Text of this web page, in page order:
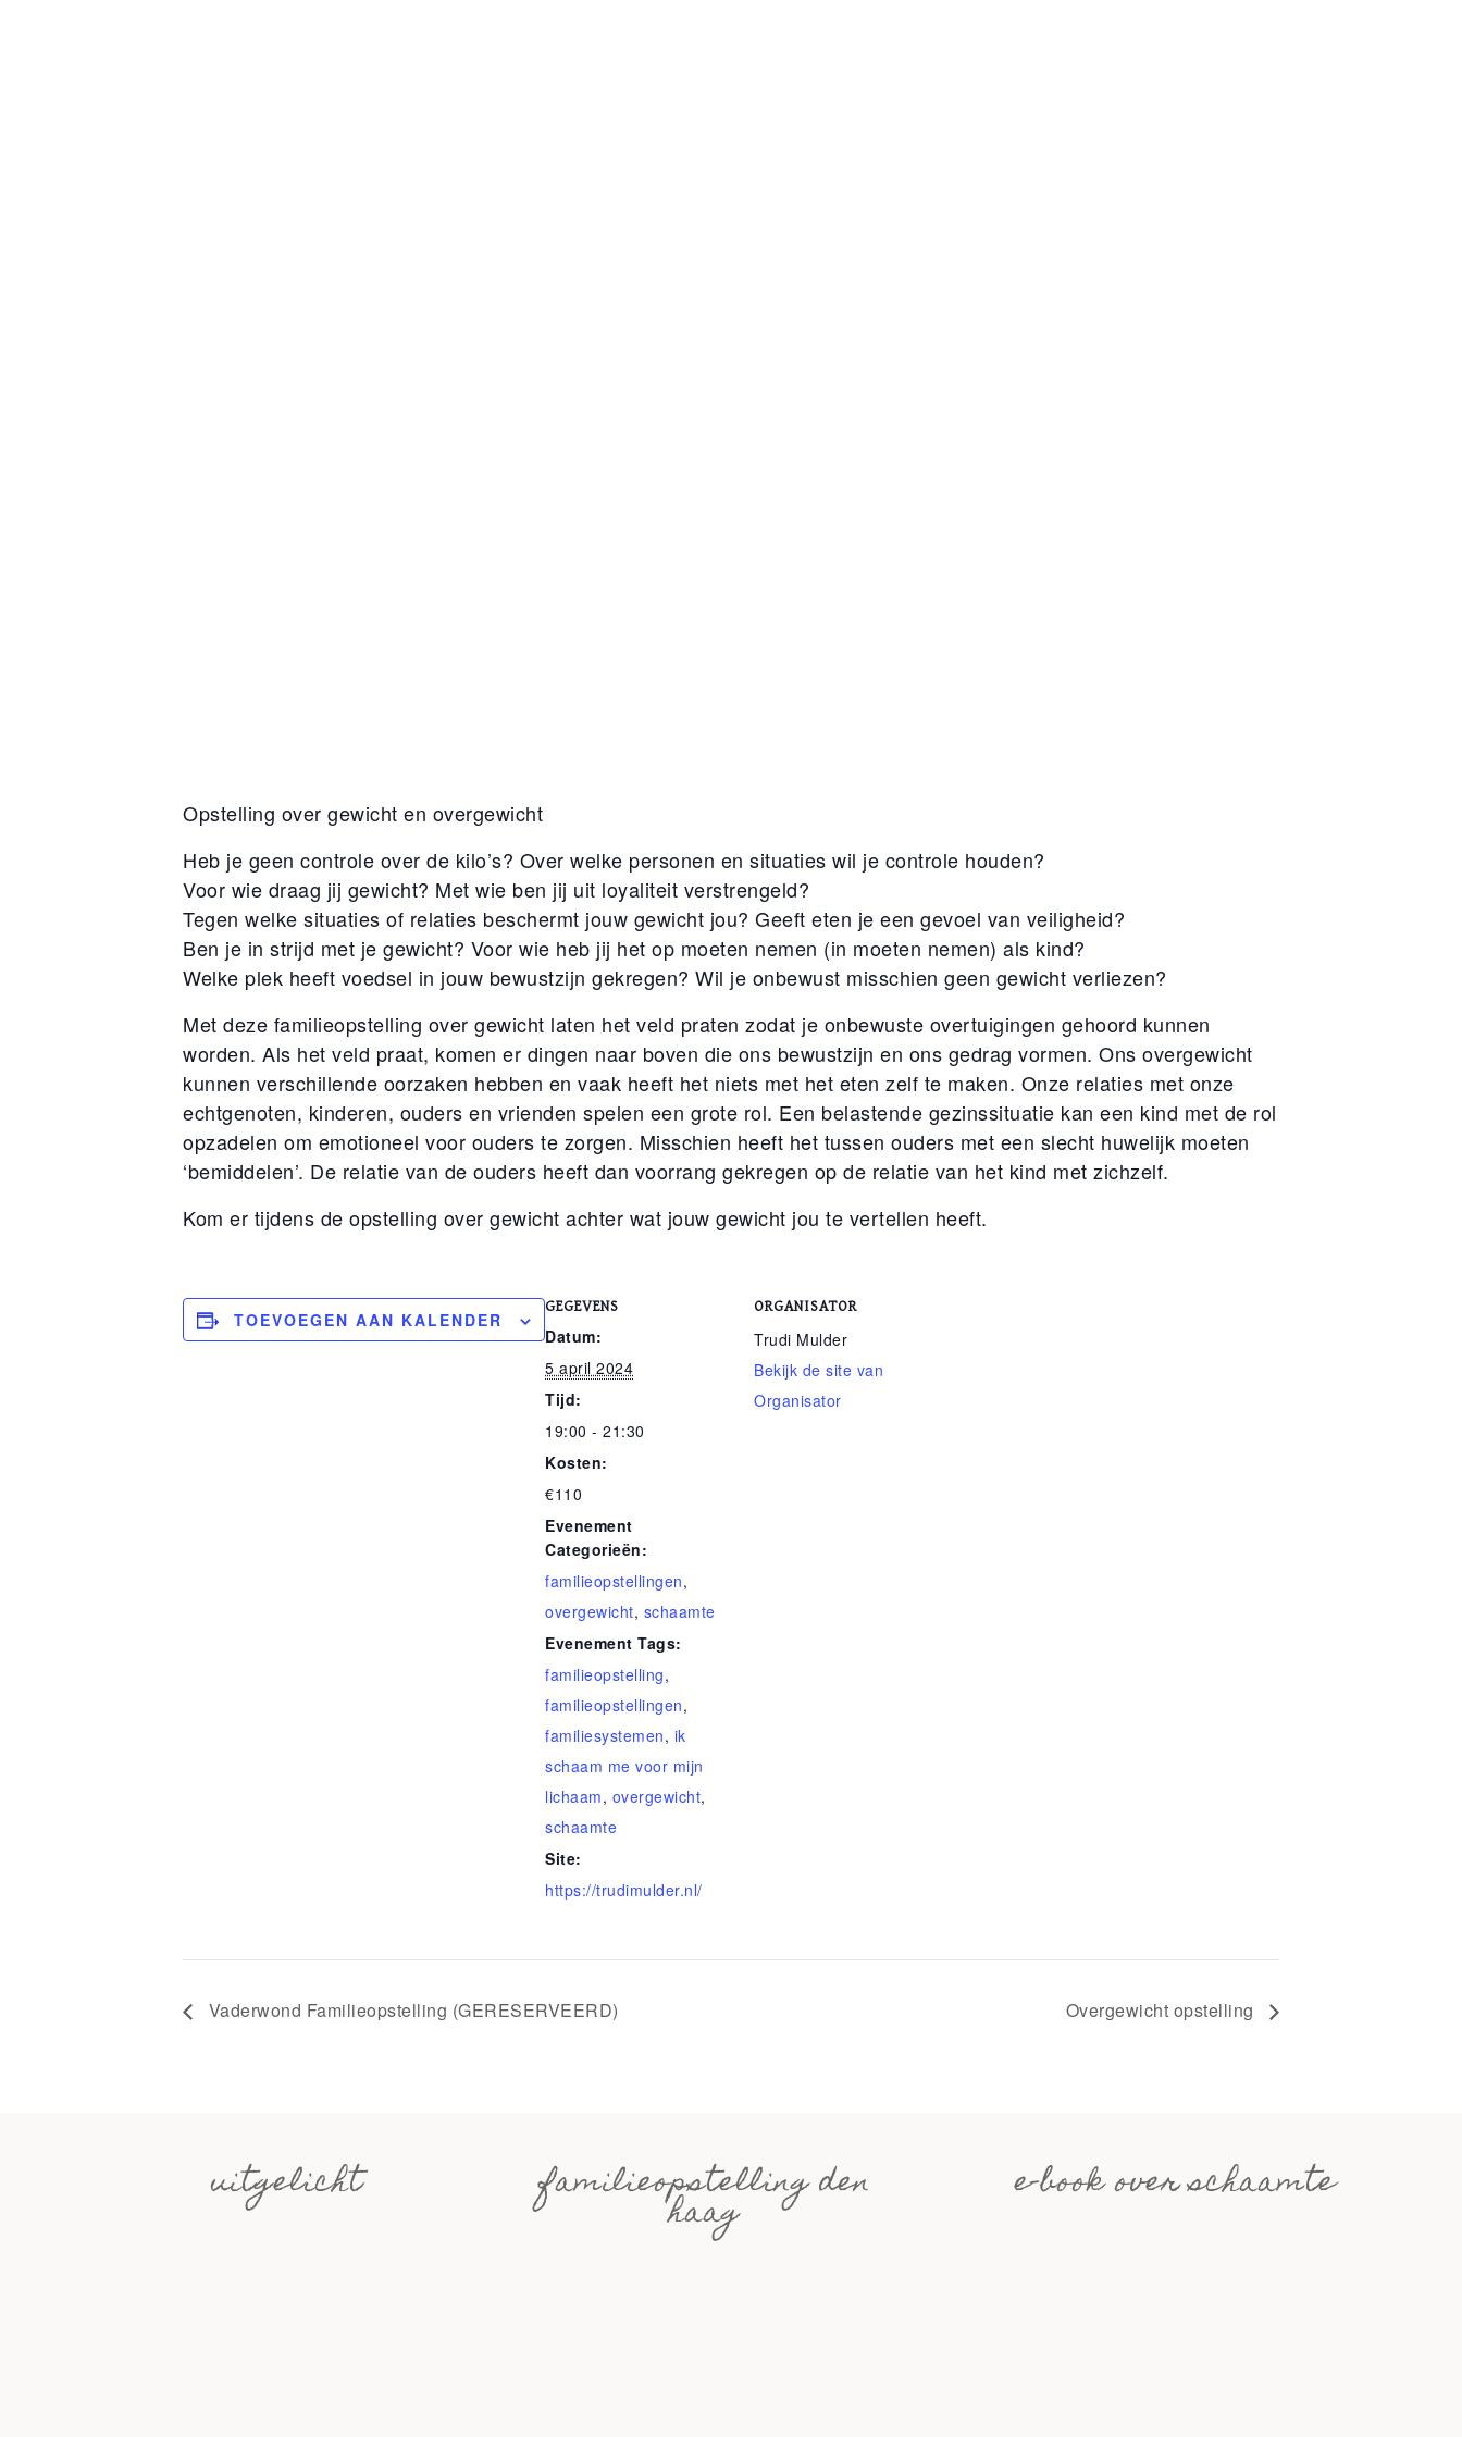
Opstelling over gewicht en overgewicht
Heb je geen controle over de kilo’s? Over welke personen en situaties wil je controle houden?
Voor wie draag jij gewicht? Met wie ben jij uit loyaliteit verstrengeld?
Tegen welke situaties of relaties beschermt jouw gewicht jou? Geeft eten je een gevoel van veiligheid?
Ben je in strijd met je gewicht? Voor wie heb jij het op moeten nemen (in moeten nemen) als kind?
Welke plek heeft voedsel in jouw bewustzijn gekregen? Wil je onbewust misschien geen gewicht verliezen?
Met deze familieopstelling over gewicht laten het veld praten zodat je onbewuste overtuigingen gehoord kunnen
worden. Als het veld praat, komen er dingen naar boven die ons bewustzijn en ons gedrag vormen. Ons overgewicht
kunnen verschillende oorzaken hebben en vaak heeft het niets met het eten zelf te maken. Onze relaties met onze
echtgenoten, kinderen, ouders en vrienden spelen een grote rol. Een belastende gezinssituatie kan een kind met de rol
opzadelen om emotioneel voor ouders te zorgen. Misschien heeft het tussen ouders met een slecht huwelijk moeten
‘bemiddelen’. De relatie van de ouders heeft dan voorrang gekregen op de relatie van het kind met zichzelf.
Kom er tijdens de opstelling over gewicht achter wat jouw gewicht jou te vertellen heeft.
TOEVOEGEN AAN KALENDER
GEGEVENS
Datum:
5 april 2024
Tijd:
19:00 - 21:30
Kosten:
€110
Evenement
Categorieën:
familieopstellingen,
overgewicht, schaamte
Evenement Tags:
familieopstelling,
familieopstellingen,
familiesystemen, ik
schaam me voor mijn
lichaam, overgewicht,
schaamte
Site:
https://trudimulder.nl/
ORGANISATOR
Trudi Mulder
Bekijk de site van
Organisator
Vaderwond Familieopstelling (GERESERVEERD) Overgewicht opstelling
uitgelicht familieopstelling den
haag
e-book over schaamte